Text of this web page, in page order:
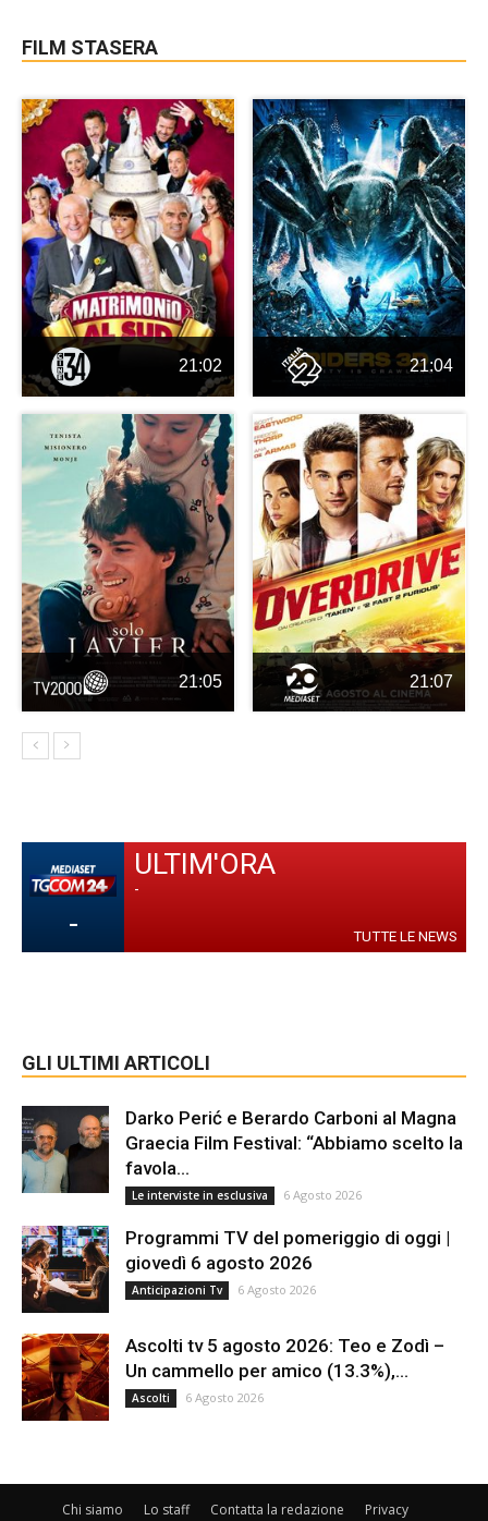
FILM STASERA
21:02 21:04
21:05 21:07
-
ULTIM'ORA
-
TUTTE LE NEWS
GLI ULTIMI ARTICOLI
Darko Perić e Berardo Carboni al Magna
Graecia Film Festival: “Abbiamo scelto la
favola...
Le interviste in esclusiva 6 Agosto 2026
Programmi TV del pomeriggio di oggi |
giovedì 6 agosto 2026
Anticipazioni Tv 6 Agosto 2026
Ascolti tv 5 agosto 2026: Teo e Zodì –
Un cammello per amico (13.3%),...
Ascolti 6 Agosto 2026
Chi siamo Lo staff Contatta la redazione Privacy